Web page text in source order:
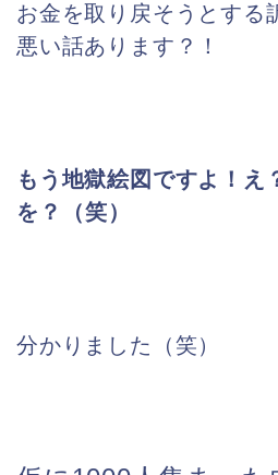
お金を取り戻そうとする
悪い話あります？！
もう地獄絵図ですよ！
を？（笑）
分かりました（笑）